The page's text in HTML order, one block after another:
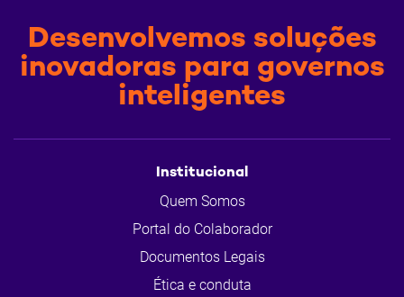
Desenvolvemos soluções
inovadoras para governos
inteligentes
Institucional
Quem Somos
Portal do Colaborador
Documentos Legais
Ética e conduta